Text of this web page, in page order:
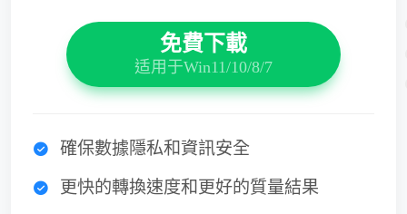
免費下載
适用于Win11/10/8/7
確保數據隱私和資訊安全
更快的轉換速度和更好的質量結果